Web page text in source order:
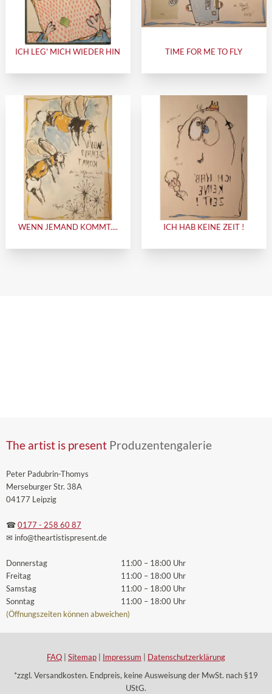
ICH LEG' MICH WIEDER HIN TIME FOR ME TO FLY
WENN JEMAND KOMMT.... ICH HAB KEINE ZEIT !
The artist is present Produzentengalerie
Peter Padubrin-Thomys
Merseburger Str. 38A
04177 Leipzig
☎ 0177 - 258 60 87
✉ info@theartistispresent.de
Donnerstag
Freitag
Samstag
Sonntag
11:00 – 18:00 Uhr
11:00 – 18:00 Uhr
11:00 – 18:00 Uhr
11:00 – 18:00 Uhr
(Öffnungszeiten können abweichen)
FAQ Sitemap Impressum
Datenschutzerklärung
*zzgl. Versandkosten. Endpreis, keine Ausweisung der MwSt. nach §19
UStG.